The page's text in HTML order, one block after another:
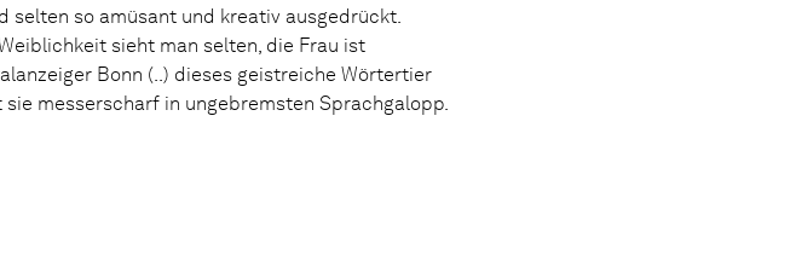
selten so amüsant und kreativ ausgedrückt.
sieht man selten, die Frau ist
Bonn (..) dieses geistreiche Wörtertier
messerscharf in ungebremsten Sprachgalopp.